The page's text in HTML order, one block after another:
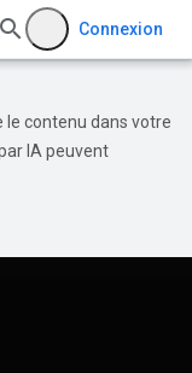
Connexion
le contenu dans votre
IA peuvent